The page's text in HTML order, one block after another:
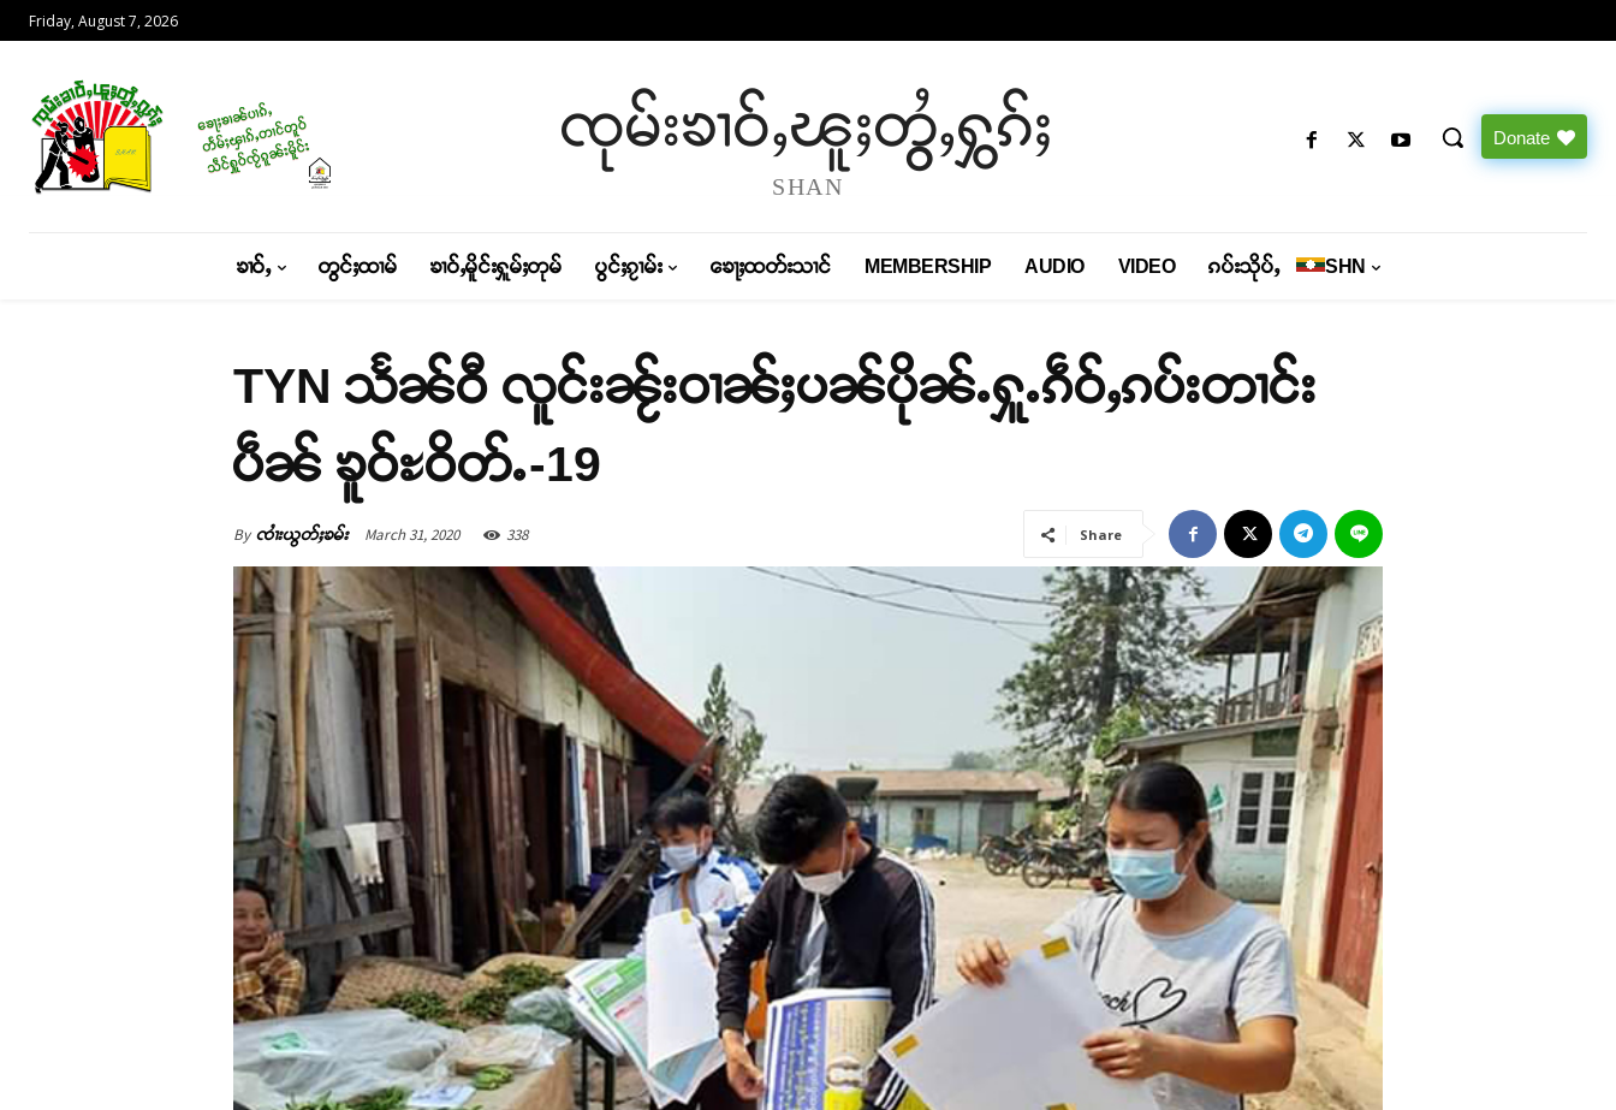
Friday, August 7, 2026
ၸုမ်းၶၢဝ်ႇၽူႈတွႆႇႁွၵ်ႈ
SHAN
Donate
ၶၢဝ်ႇ တွင်ႈထၢမ် ၶၢဝ်ႇမိူင်းႁူမ်ႈတုမ် ပွင်ႈၵႂၢမ်း ၶေႃႈထတ်းသၢင် MEMBERSHIP AUDIO VIDEO ၵပ်းသိုပ်ႇ SHN
TYN သႅၼ်ဝီ လူင်းၼႂ်းဝၢၼ်ႈပၼ်ပိုၼ်ႉႁူႉၵဵဝ်ႇၵပ်းတၢင်း
ပဵၼ် ၶူဝ်ႊဝိတ်ႉ-19
By ၸၢႆးယွတ်ႈၶမ်း March 31, 2020 338 Share